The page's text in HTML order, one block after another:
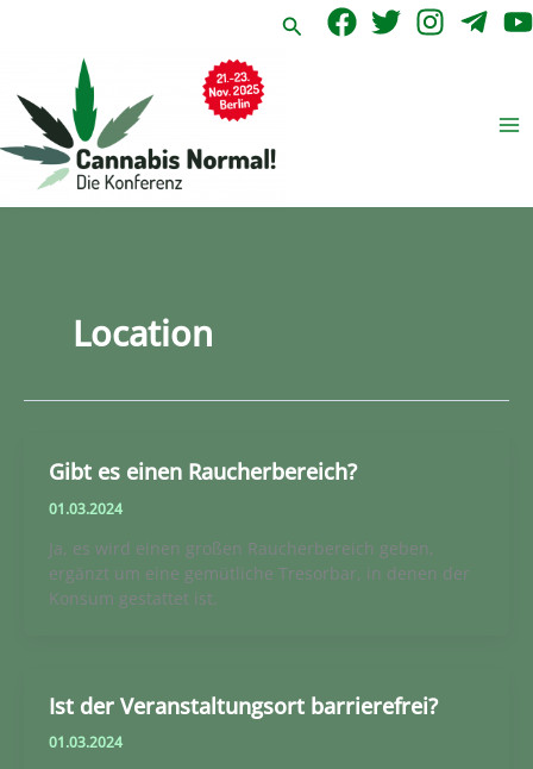
Suchen
Location
Gibt es einen Raucherbereich?
01.03.2024
Ja, es wird einen großen Raucherbereich geben,
ergänzt um eine gemütliche Tresorbar, in denen der
Konsum gestattet ist.
Ist der Veranstaltungsort barrierefrei?
01.03.2024